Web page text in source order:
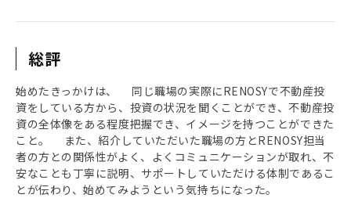
総評
始めたきっかけは、 同じ職場の実際にRENOSYで不動産投
資をしている方から、投資の状況を聞くことができ、不動産投
資の全体像をある程度把握でき、イメージを持つことができた
こと。 また、紹介していただいた職場の方とRENOSY担当
者の方との関係性がよく、よくコミュニケーションが取れ、不
安なことも丁寧に説明、サポートしていただける体制であるこ
とが伝わり、始めてみようという気持ちになった。